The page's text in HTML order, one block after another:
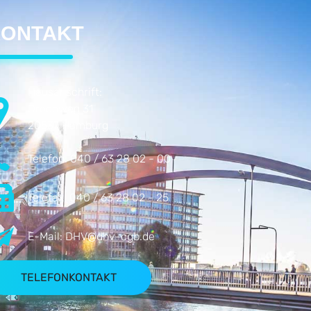
Hausanschrift:
20537 Hamburg
Telefon:040 / 63 28 02 - 00
Telefax: 040 / 63 28 02 - 25
E-Mail:DHV@dhv-cgb.de
TELEFONKONTAKT